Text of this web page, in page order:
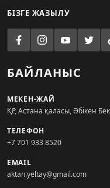
БІЗГЕ ЖАЗЫЛУ
БАЙЛАНЫС
МЕКЕН-ЖАЙ
ҚР, Астана қаласы, Әбікен
ТЕЛЕФОН
+7 701 933 8520
EMAIL
aktan.yeltay@gmail.com